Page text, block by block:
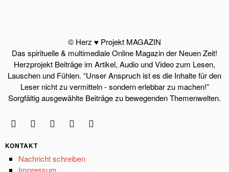
© Herz ♥ Projekt MAGAZIN
Das spirituelle & multimediale Online Magazin der Neuen Zeit!
Herzprojekt Beiträge im Artikel, Audio und Video zum Lesen,
Lauschen und Fühlen. “Unser Anspruch ist es die Inhalte für den
Leser nicht zu vermitteln - sondern erlebbar zu machen!”
Sorgfältig ausgewählte Beiträge zu bewegenden Themenwelten.
KONTAKT
Nachricht schreiben
Impressum